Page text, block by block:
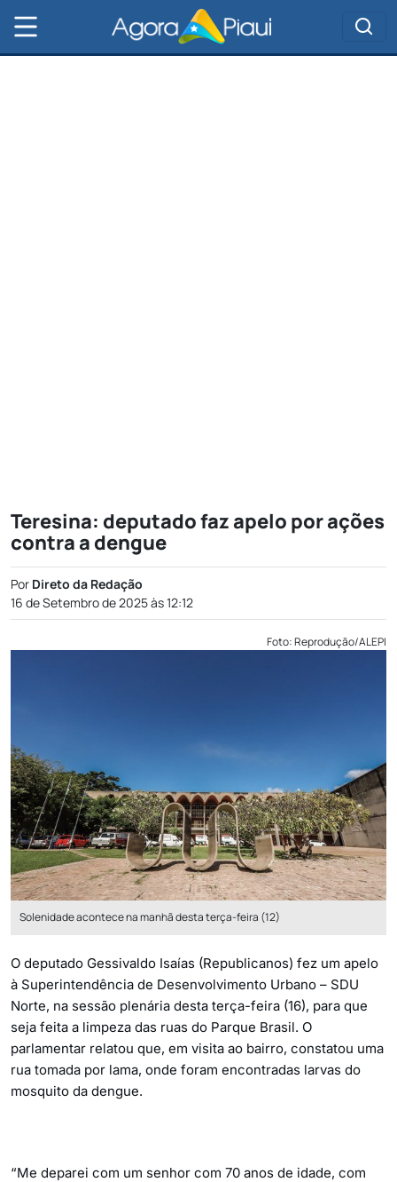
Teresina: deputado faz apelo por ações
contra a dengue
Por Direto da Redação
16 de Setembro de 2025 às 12:12
Foto: Reprodução/ALEPI
Solenidade acontece na manhã desta terça-feira (12)
O deputado Gessivaldo Isaías (Republicanos) fez um apelo
à Superintendência de Desenvolvimento Urbano – SDU
Norte, na sessão plenária desta terça-feira (16), para que
seja feita a limpeza das ruas do Parque Brasil. O
parlamentar relatou que, em visita ao bairro, constatou uma
rua tomada por lama, onde foram encontradas larvas do
mosquito da dengue.
“Me deparei com um senhor com 70 anos de idade, com